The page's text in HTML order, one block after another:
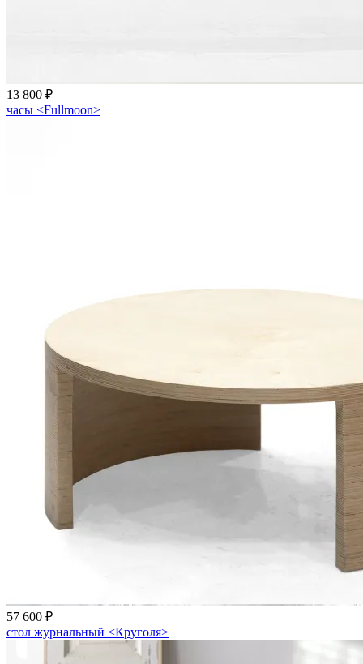
13 800 ₽
часы <Fullmoon>
57 600 ₽
стол журнальный <Круголя>